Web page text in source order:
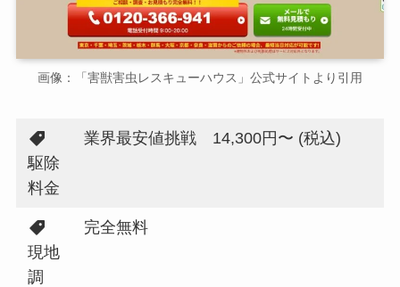
画像：「害獣害虫レスキューハウス」公式サイトより引用
駆除
料金
業界最安値挑戦 14,300円〜 (税込)
現地
調
完全無料